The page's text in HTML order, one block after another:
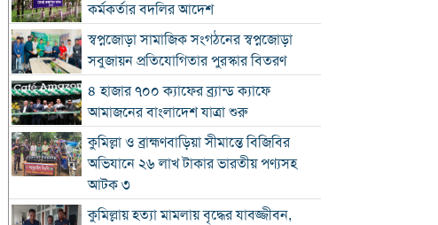
কর্মকর্তার বদলির আদেশ
স্বপ্নজোড়া সামাজিক সংগঠনের স্বপ্নজোড়া
সবুজায়ন প্রতিযোগিতার পুরস্কার বিতরণ
৪ হাজার ৭০০ ক্যাফের ব্র্যান্ড ক্যাফে
আমাজনের বাংলাদেশ যাত্রা শুরু
কুমিল্লা ও ব্রাহ্মণবাড়িয়া সীমান্তে বিজিবির
অভিযানে ২৬ লাখ টাকার ভারতীয় পণ্যসহ
আটক ৩
কুমিল্লায় হত্যা মামলায় বৃদ্ধের যাবজ্জীবন,